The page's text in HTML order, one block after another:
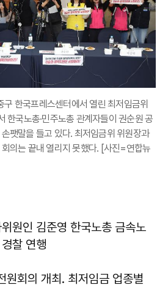
한국프레스센터에서 열린 최저임금위
한국노총·민주노총 관계자들이 권순원 공
팻말을 들고 있다. 최저임금위 위원장과
의는 끝내 열리지 못했다. [사진=연합뉴
원인 김준영 한국노총 금속노
찰 연행
회의 개최. 최저임금 업종별